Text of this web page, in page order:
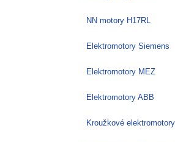
NN motory H17RL
Elektromotory Siemens
Elektromotory MEZ
Elektromotory ABB
Kroužkové elektromotory